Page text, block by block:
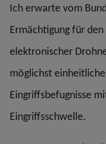
Ich erwarte vom
Ermächtigung für
elektronischer
möglichst
Eingriffsbefugnisse
Eingriffsschwelle.